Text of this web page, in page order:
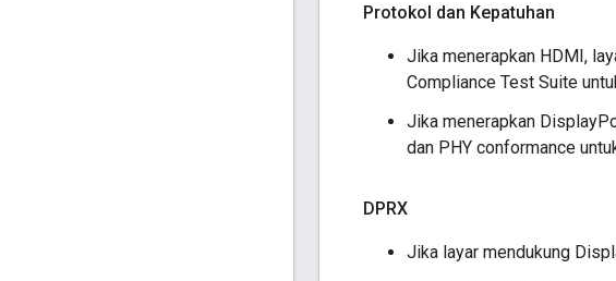
Protokol dan Kepatuhan
Jika menerapkan HDMI,
Compliance Test Suite
Jika menerapkan
dan PHY conformance
DPRX
Jika layar mendukung